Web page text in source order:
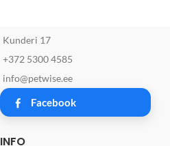
Kunderi 17
+372 5300 4585
info@petwise.ee
Facebook
INFO